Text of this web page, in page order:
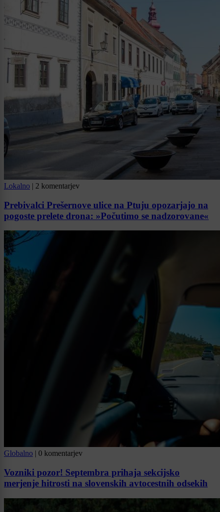
Lokalno | 2 komentarjev
Prebivalci Prešernove ulice na Ptuju opozarjajo na
pogoste prelete drona: »Počutimo se nadzorovane«
Globalno | 0 komentarjev
Vozniki pozor! Septembra prihaja sekcijsko
merjenje hitrosti na slovenskih avtocestnih odsekih